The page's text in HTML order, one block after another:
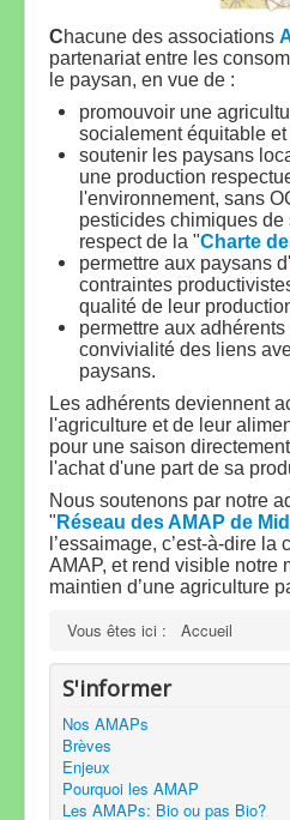
Chacune des associations
partenariat entre les
le paysan, en vue de :
promouvoir une
socialement équitable
soutenir les paysans
une production
l'environnement, sans
pesticides chimiques
respect de la "Charte
permettre aux paysans
contraintes
qualité de leur
permettre aux
convivialité des liens
paysans.
Les adhérents deviennent
l'agriculture et de leur
pour une saison
l'achat d'une part de sa
Nous soutenons par notre
" Réseau des AMAP de
l’essaimage, c’est-à-dire
AMAP, et rend visible notre
maintien d’une agriculture
Vous êtes ici : Accueil
S'informer
Nos AMAPs
Brèves
Enjeux
Pourquoi les AMAP
Les AMAPs: Bio ou pas Bio?